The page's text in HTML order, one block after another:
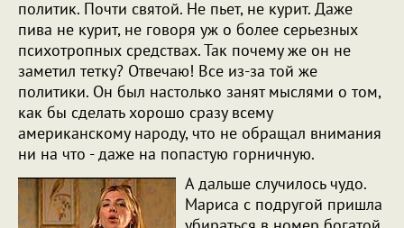
политик. Почти святой. Не пьет, не курит. Даже
пива не курит, не говоря уж о более серьезных
психотропных средствах. Так почему же он не
заметил тетку? Отвечаю! Все из-за той же
политики. Он был настолько занят мыслями о том,
как бы сделать хорошо сразу всему
американскому народу, что не обращал внимания
ни на что - даже на попастую горничную.
А дальше случилось чудо.
Мариса с подругой пришла